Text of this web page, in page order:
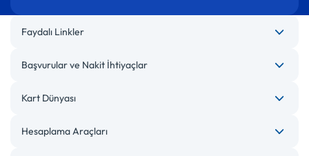
Faydalı Linkler
Başvurular ve Nakit İhtiyaçlar
Kart Dünyası
Hesaplama Araçları